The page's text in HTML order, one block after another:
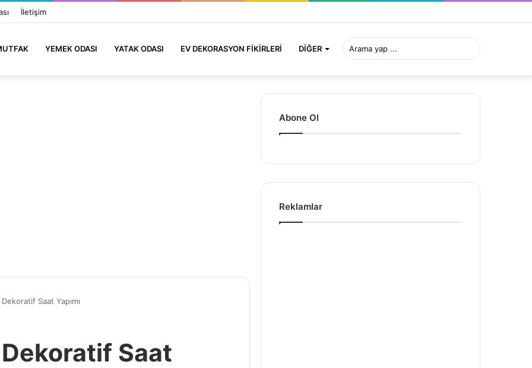
İletişim
YEMEK ODASI YATAK ODASI EV DEKORASYON FIKIRLERI DIĞER Arama
yap
Saat Yapımı
Saat
Abone Ol
Reklamlar